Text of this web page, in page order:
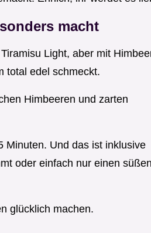
macht
Light, aber mit
total edel schmeckt.
Himbeeren und zarten
Minuten. Und das ist inklusive
oder einfach nur einen süßen
glücklich machen.